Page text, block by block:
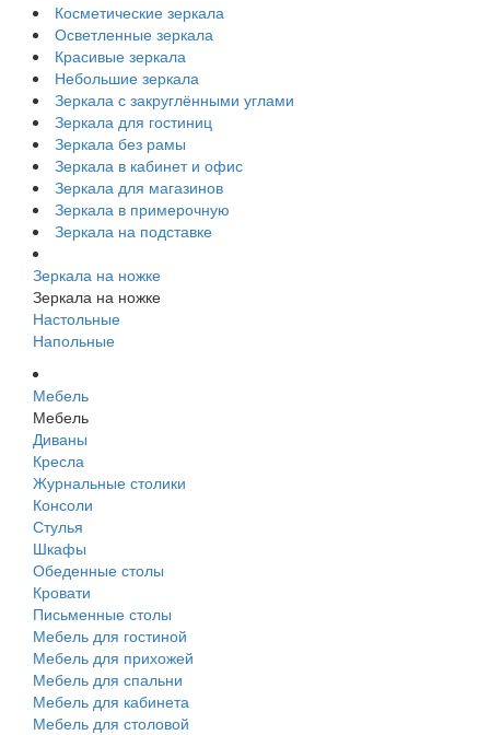
Косметические зеркала
Осветленные зеркала
Красивые зеркала
Небольшие зеркала
Зеркала с закруглёнными углами
Зеркала для гостиниц
Зеркала без рамы
Зеркала в кабинет и офис
Зеркала для магазинов
Зеркала в примерочную
Зеркала на подставке
Зеркала на ножке
Зеркала на ножке
Настольные
Напольные
Мебель
Мебель
Диваны
Кресла
Журнальные столики
Консоли
Стулья
Шкафы
Обеденные столы
Кровати
Письменные столы
Мебель для гостиной
Мебель для прихожей
Мебель для спальни
Мебель для кабинета
Мебель для столовой